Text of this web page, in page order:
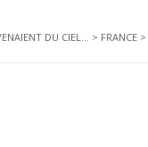
DU CIEL... > FRANCE >